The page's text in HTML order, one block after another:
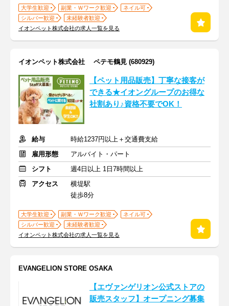
大学生歓迎 副業・Ｗワーク歓迎
ネイル可
シルバー歓迎
未経験者歓迎
イオンペット株式会社の求人一覧を見る
イオンペット株式会社 ペテモ鶴見 (680929)
【ペット用品販売】丁寧な接客が
できる★イオングループのお得な
社割あり♪資格不要でOK！
給与
時給1237円以上＋交通費支給
雇用形態
アルバイト・パート
シフト
週4日以上 1日7時間以上
アクセス
横堤駅
徒歩8分
大学生歓迎 副業・Ｗワーク歓迎
ネイル可
シルバー歓迎
未経験者歓迎
イオンペット株式会社の求人一覧を見る
EVANGELION STORE OSAKA
【エヴァンゲリオン公式ストアの
販売スタッフ】オープニング募集